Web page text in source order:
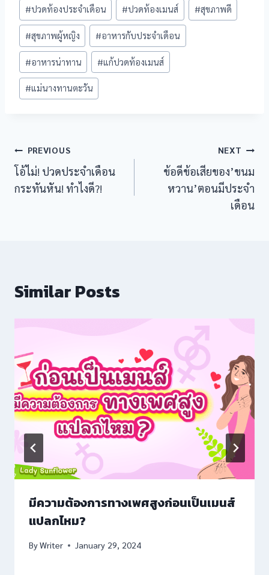
#ปวดท้องประจำเดือน #ปวดท้องเมนส์ #สุขภาพดี
#สุขภาพผู้หญิง #อาหารกับประจำเดือน
#อาหารน่าทาน #แก้ปวดท้องเมนส์
#แม่นางทานตะวัน
Post
navigation
PREVIOUS
โอ้ไม่! ปวดประจำเดือน
กระทันหัน! ทำไงดี?!
NEXT
ข้อดีข้อเสียของ’ขนม
หวาน’ตอนมีประจำ
เดือน
Similar Posts
มีความต้องการทางเพศสูงก่อนเป็นเมนส์
แปลกไหม?
ByWriter January 29, 2024